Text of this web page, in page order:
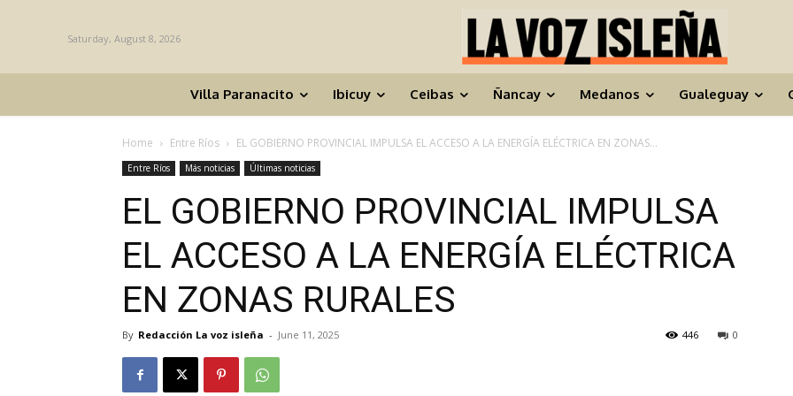
Saturday, August 8, 2026
Villa Paranacito Ibicuy Ceibas Ñancay Medanos Gualeguay
Home Entre Ríos EL GOBIERNO PROVINCIAL IMPULSA EL ACCESO A LA ENERGÍA ELÉCTRICA EN ZONAS...
Entre Ríos Más noticias Últimas noticias
EL GOBIERNO PROVINCIAL IMPULSA
EL ACCESO A LA ENERGÍA ELÉCTRICA
EN ZONAS RURALES
By Redacción La voz isleña - June 11, 2025 0
446